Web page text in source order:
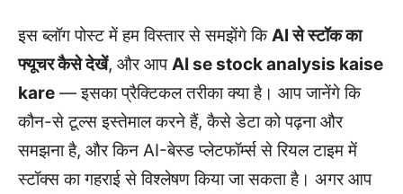
इस ब्लॉग पोस्ट में हम विस्तार से समझेंगे किAI से स्टॉक का
फ्यूचर कैसे देखें, और आपAI se stock analysis kaise
kare — इसका प्रैक्टिकल तरीका क्या है। आप जानेंगे कि
कौन-से टूल्स इस्तेमाल करने हैं, कैसे डेटा को पढ़ना और
समझना है, और किन AI-बेस्ड प्लेटफॉर्म्स से रियल टाइम में
स्टॉक्स का गहराई से विश्लेषण किया जा सकता है। अगर आप